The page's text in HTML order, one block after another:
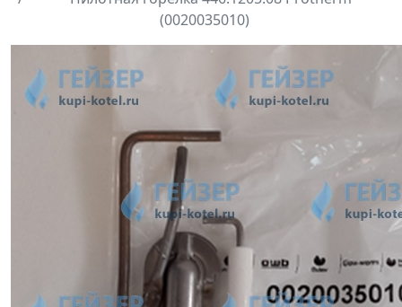
(0020035010)